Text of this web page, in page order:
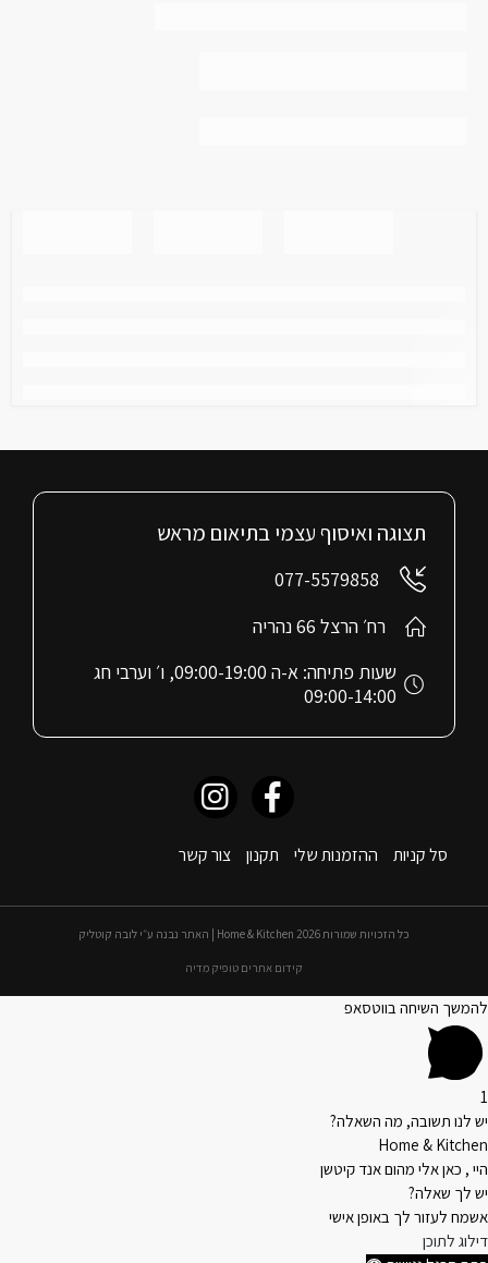
סל קניות ההזמנות שלי תקנון צור קשר
תצוגה ואיסוף עצמי בתיאום מראש
077-5579858
רח׳ הרצל 66 נהריה
שעות פתיחה: א-ה 09:00-19:00, ו׳ וערבי חג
09:00-14:00
כל הזכויות שמורות 2026 Home & Kitchen | האתר נבנה ע״י לובה קוטליק
קידום אתרים טופיק מדיה
להמשך השיחה בווטסאפ
1
יש לנו תשובה, מה השאלה?
Home & Kitchen
היי , כאן אלי מהום אנד קיטשן
יש לך שאלה?
אשמח לעזור לך באופן אישי
דילוג לתוכן